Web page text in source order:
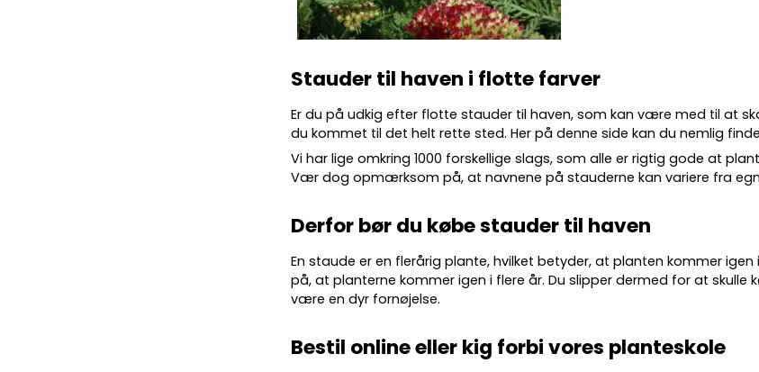
Stauder til haven i flotte farver
Er du på udkig efter flottestauder til haven, som kan være med til at
du kommet til det helt rette sted. Her på denne side kan du nemlig
Vi har lige omkring 1000 forskellige slags, som alle er rigtig gode at
Vær dog opmærksom på, at navnene på stauderne kan variere fra
Derfor bør du købe stauder til haven
En staude er en flerårig plante, hvilket betyder, at planten kommer
på, at planterne kommer igen i flere år. Du slipper dermed for at
være en dyr fornøjelse.
Bestil online eller kig forbi vores planteskole